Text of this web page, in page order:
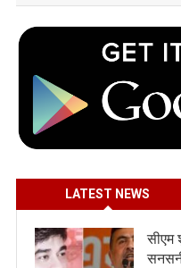
LATEST NEWS
सीएम